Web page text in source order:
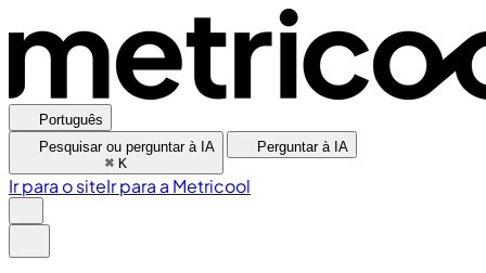
Português
Pesquisar ou perguntar à IA
⌘ K
Perguntar à IA
Ir para o siteIr para a Metricool